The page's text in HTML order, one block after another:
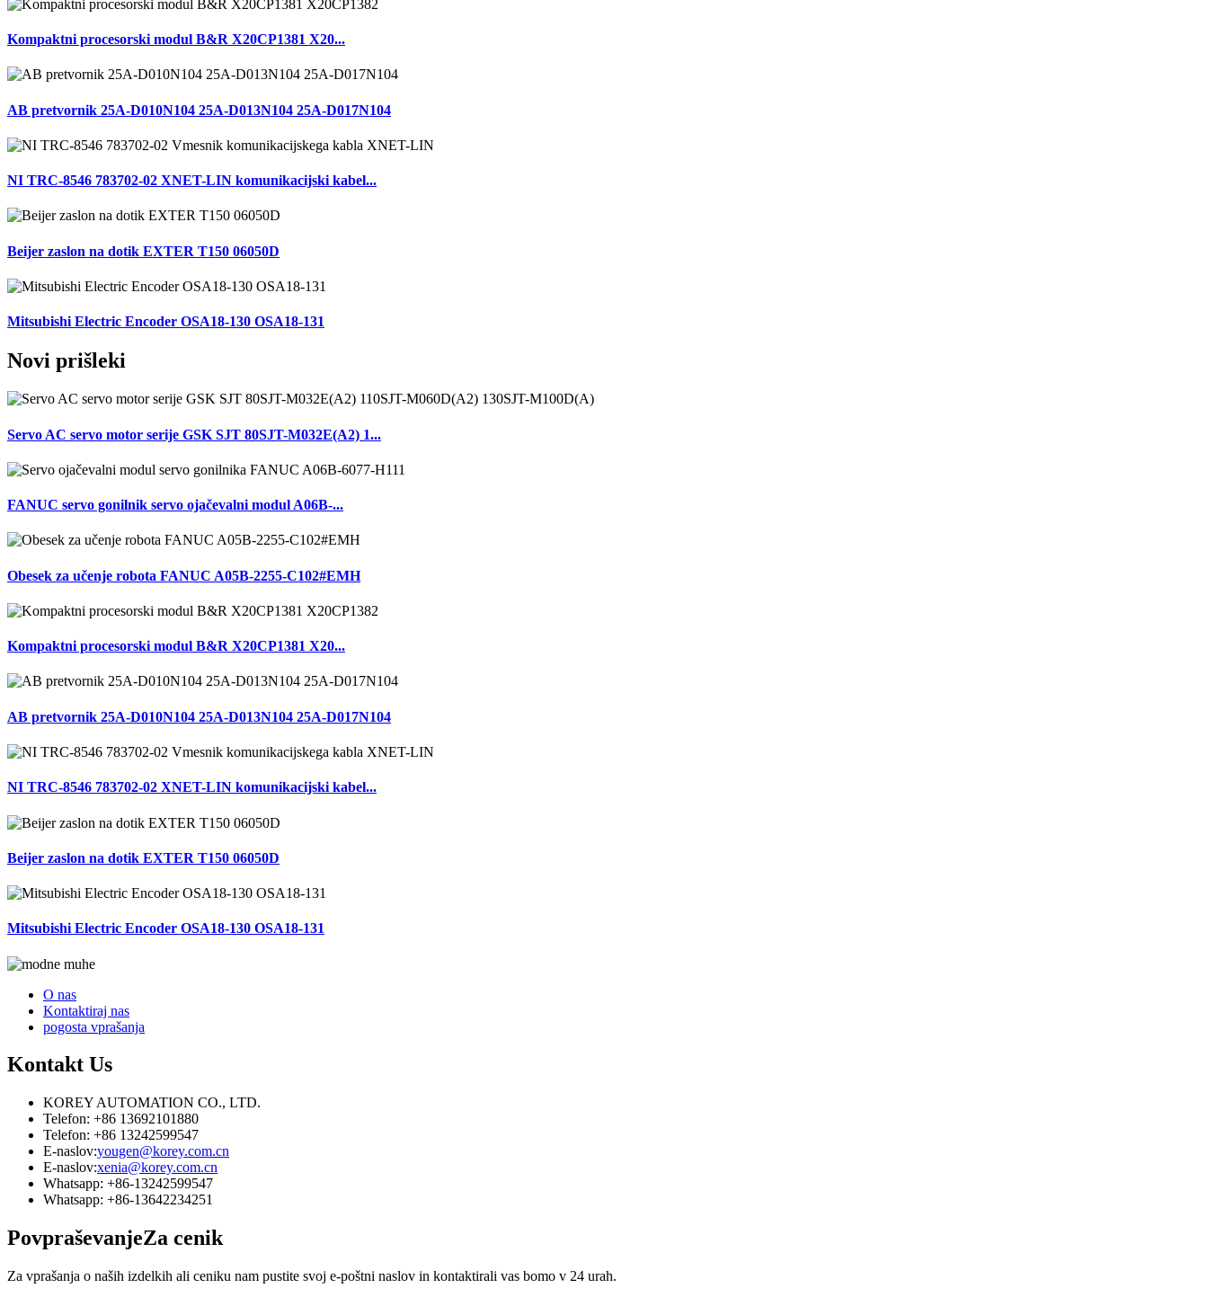
Kompaktni procesorski modul B&R X20CP1381 X20...
AB pretvornik 25A-D010N104 25A-D013N104 25A-D017N104
NI TRC-8546 783702-02 XNET-LIN komunikacijski kabel...
Beijer zaslon na dotik EXTER T150 06050D
Mitsubishi Electric Encoder OSA18-130 OSA18-131
Novi prišleki
Servo AC servo motor serije GSK SJT 80SJT-M032E(A2) 1...
FANUC servo gonilnik servo ojačevalni modul A06B-...
Obesek za učenje robota FANUC A05B-2255-C102#EMH
Kompaktni procesorski modul B&R X20CP1381 X20...
AB pretvornik 25A-D010N104 25A-D013N104 25A-D017N104
NI TRC-8546 783702-02 XNET-LIN komunikacijski kabel...
Beijer zaslon na dotik EXTER T150 06050D
Mitsubishi Electric Encoder OSA18-130 OSA18-131
O nas
Kontaktiraj nas
pogosta vprašanja
Kontakt Us
KOREY AUTOMATION CO., LTD.
Telefon: +86 13692101880
Telefon: +86 13242599547
E-naslov:yougen@korey.com.cn
E-naslov:xenia@korey.com.cn
Whatsapp: +86-13242599547
Whatsapp: +86-13642234251
PovpraševanjeZa cenik
Za vprašanja o naših izdelkih ali ceniku nam pustite svoj e-poštni naslov in kontaktirali vas bomo v 24 urah.